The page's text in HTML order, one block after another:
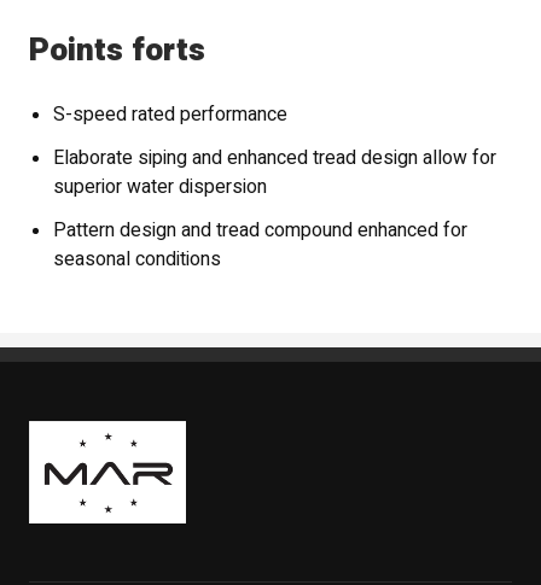
Points forts
S-speed rated performance
Elaborate siping and enhanced tread design allow for
superior water dispersion
Pattern design and tread compound enhanced for
seasonal conditions
Boutique Mags à Rabais